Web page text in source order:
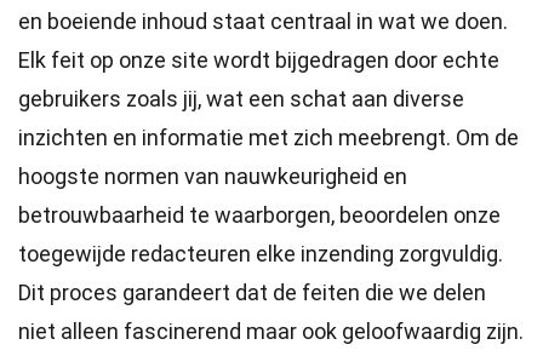
en boeiende inhoud staat centraal in wat we doen.
Elk feit op onze site wordt bijgedragen door echte
gebruikers zoals jij, wat een schat aan diverse
inzichten en informatie met zich meebrengt. Om de
hoogste normen van nauwkeurigheid en
betrouwbaarheid te waarborgen, beoordelen onze
toegewijde redacteuren elke inzending zorgvuldig.
Dit proces garandeert dat de feiten die we delen
niet alleen fascinerend maar ook geloofwaardig zijn.